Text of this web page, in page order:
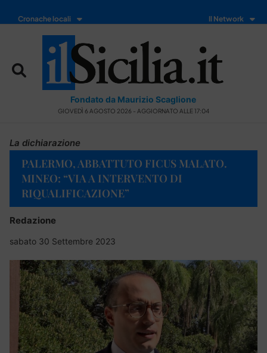
Cronache locali Il Network
Fondato da Maurizio Scaglione
GIOVEDÌ 6 AGOSTO 2026 - AGGIORNATO ALLE 17:04
La dichiarazione
PALERMO, ABBATTUTO FICUS MALATO.
MINEO: “VIA A INTERVENTO DI
RIQUALIFICAZIONE”
Redazione
sabato 30 Settembre 2023